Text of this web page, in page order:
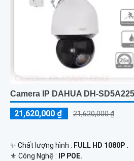
Camera IP DAHUA DH-
21,620,000 ₫ 21,620,000 ₫
✨ Chất lượng hình : FULL HD 1080P .
⚜️ Công Nghệ : IP POE.